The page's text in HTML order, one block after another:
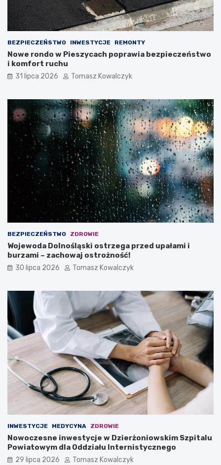
BEZPIECZEŃSTWO INWESTYCJE REMONTY
Nowe rondo w Pieszycach poprawia bezpieczeństwo
i komfort ruchu
31 lipca 2026 Tomasz Kowalczyk
BEZPIECZEŃSTWO ZDROWIE
Wojewoda Dolnośląski ostrzega przed upałami i
burzami – zachowaj ostrożność!
30 lipca 2026 Tomasz Kowalczyk
INWESTYCJE MEDYCYNA ZDROWIE
Nowoczesne inwestycje w Dzierżoniowskim Szpitalu
Powiatowym dla Oddziału Internistycznego
29 lipca 2026 Tomasz Kowalczyk